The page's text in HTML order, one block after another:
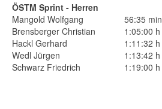
ÖSTM Sprint - Herren
Mangold Wolfgang
56:35 min
Brensberger Christian
1:05:00 h
Hackl Gerhard
1:11:32 h
Wedl Jürgen
1:13:42 h
Schwarz Friedrich
1:19:00 h